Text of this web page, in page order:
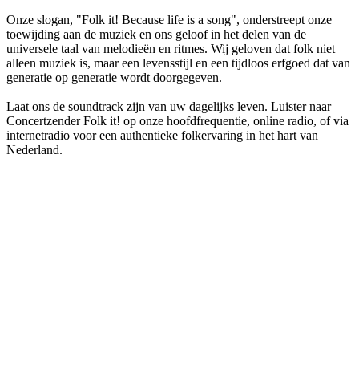
Onze slogan, "Folk it! Because life is a song", onderstreept onze
toewijding aan de muziek en ons geloof in het delen van de
universele taal van melodieën en ritmes. Wij geloven dat folk niet
alleen muziek is, maar een levensstijl en een tijdloos erfgoed dat van
generatie op generatie wordt doorgegeven.
Laat ons de soundtrack zijn van uw dagelijks leven. Luister naar
Concertzender Folk it! op onze hoofdfrequentie, online radio, of via
internetradio voor een authentieke folkervaring in het hart van
Nederland.